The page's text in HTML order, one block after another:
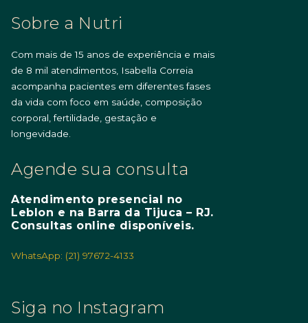
Sobre a Nutri
Com mais de 15 anos de experiência e mais
de 8 mil atendimentos, Isabella Correia
acompanha pacientes em diferentes fases
da vida com foco em saúde, composição
corporal, fertilidade, gestação e
longevidade.
Agende sua consulta
Atendimento presencial no
Leblon e na Barra da Tijuca – RJ.
Consultas online disponíveis.
WhatsApp: (21) 97672-4133
Siga no Instagram